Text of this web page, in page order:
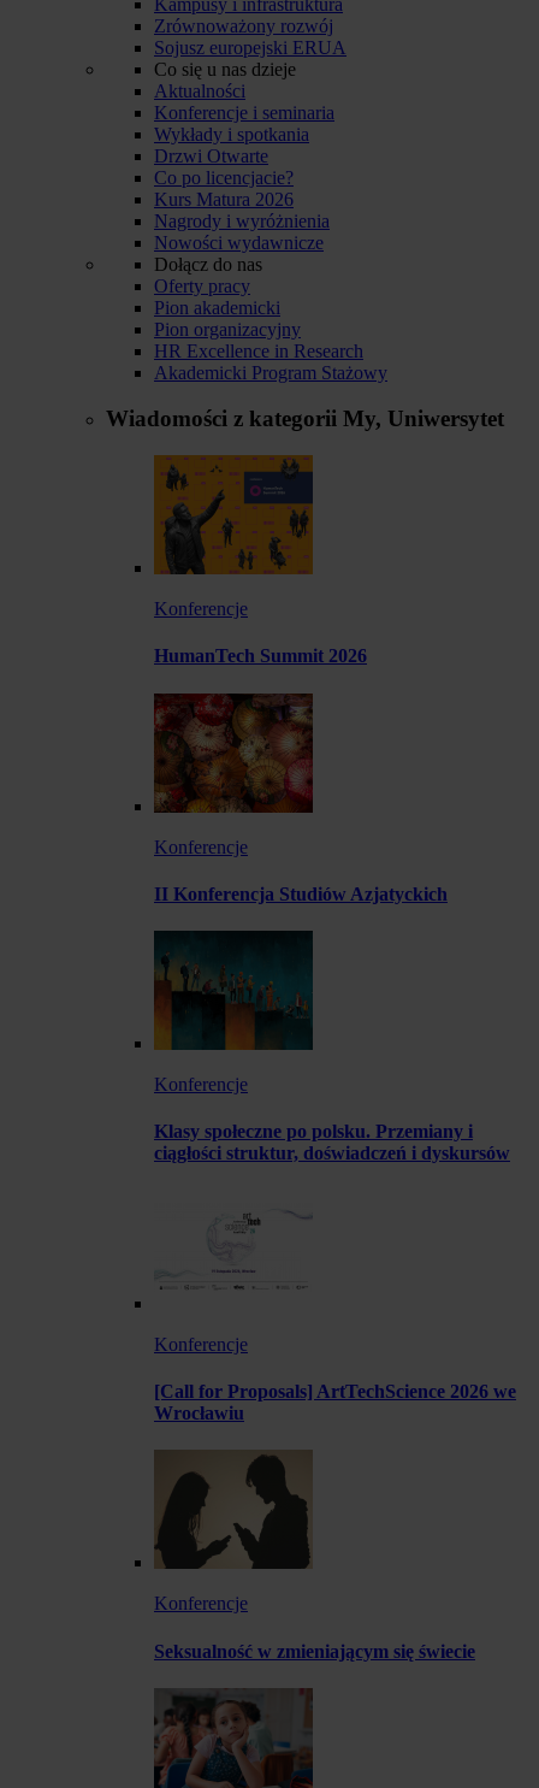
Zrównoważony rozwój
Sojusz europejski ERUA
Co się u nas dzieje
Aktualności
Konferencje i seminaria
Wykłady i spotkania
Drzwi Otwarte
Co po licencjacie?
Kurs Matura 2026
Nagrody i wyróżnienia
Nowości wydawnicze
Dołącz do nas
Oferty pracy
Pion akademicki
Pion organizacyjny
HR Excellence in Research
Akademicki Program Stażowy
Wiadomości z kategorii My, Uniwersytet
Konferencje
HumanTech Summit 2026
Konferencje
II Konferencja Studiów Azjatyckich
Konferencje
Klasy społeczne po polsku. Przemiany i
ciągłości struktur, doświadczeń i dyskursów
Konferencje
[Call for Proposals] ArtTechScience 2026 we
Wrocławiu
Konferencje
Seksualność w zmieniającym się świecie